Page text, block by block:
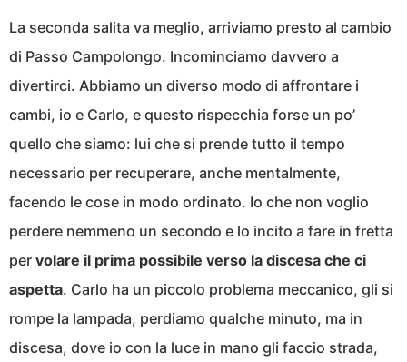
La seconda salita va meglio, arriviamo presto al cambio
di Passo Campolongo. Incominciamo davvero a
divertirci. Abbiamo un diverso modo di affrontare i
cambi, io e Carlo, e questo rispecchia forse un po’
quello che siamo: lui che si prende tutto il tempo
necessario per recuperare, anche mentalmente,
facendo le cose in modo ordinato. Io che non voglio
perdere nemmeno un secondo e lo incito a fare in fretta
per volare il prima possibile verso la discesa che ci
aspetta. Carlo ha un piccolo problema meccanico, gli si
rompe la lampada, perdiamo qualche minuto, ma in
discesa, dove io con la luce in mano gli faccio strada,